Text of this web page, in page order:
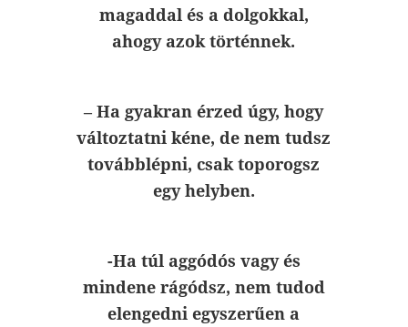
magaddal és a dolgokkal,
ahogy azok történnek.
– Ha gyakran érzed úgy, hogy
változtatni kéne, de nem tudsz
továbblépni, csak toporogsz
egy helyben.
-Ha túl aggódós vagy és
mindene rágódsz, nem tudod
elengedni egyszerűen a